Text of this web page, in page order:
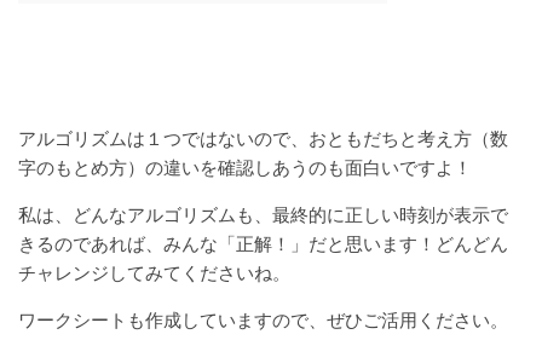
アルゴリズムは１つではないので、おともだちと考え方（数
字のもとめ方）の違いを確認しあうのも面白いですよ！
私は、どんなアルゴリズムも、最終的に正しい時刻が表示で
きるのであれば、みんな「正解！」だと思います！どんどん
チャレンジしてみてくださいね。
ワークシートも作成していますので、ぜひご活用ください。